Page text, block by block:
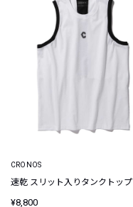
CRONOS
速乾 スリット入りタンクトップ
¥8,800